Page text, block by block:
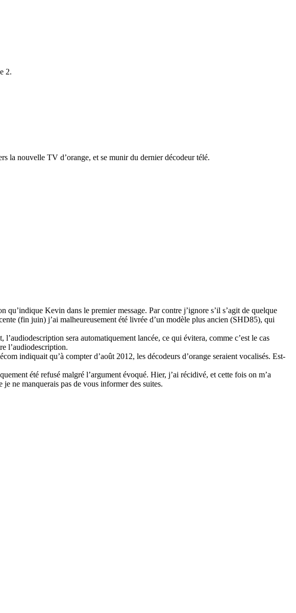
2.
la nouvelle TV d’orange, et se munir du dernier décodeur télé.
Kevin dans le premier message. Par contre j’ignore s’il s’agit de quelque
(fin juin) j’ai malheureusement été livrée d’un modèle plus ancien (SHD85), qui
sera automatiquement lancée, ce qui évitera, comme c’est le cas
l’audiodescription.
indiquait qu’à compter d’août 2012, les décodeurs d’orange seraient vocalisés. Est-
été refusé malgré l’argument évoqué. Hier, j’ai récidivé, et cette fois on m’a
ne manquerais pas de vous informer des suites.